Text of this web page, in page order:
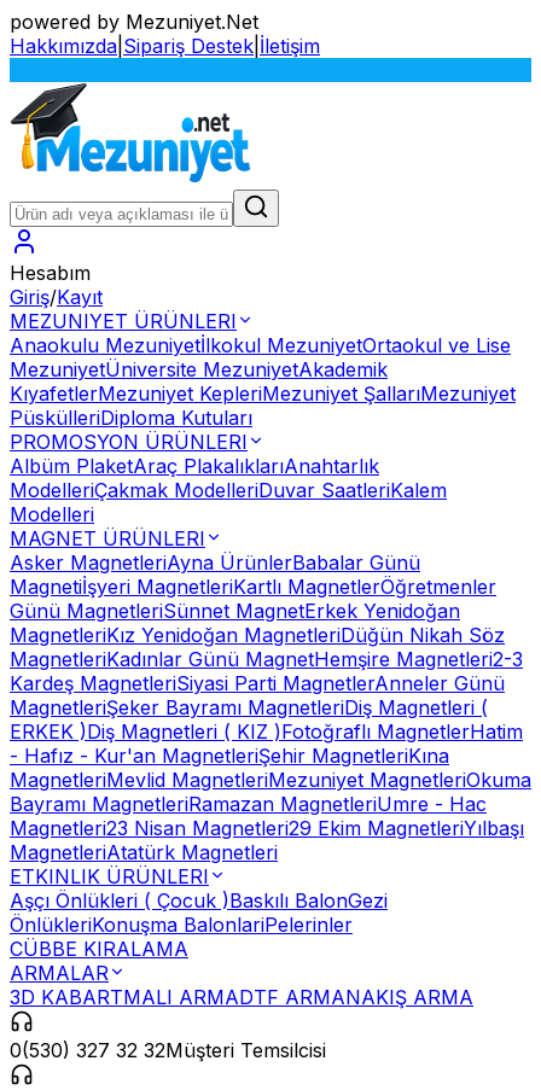
powered by Mezuniyet.Net
Hakkımızda Sipariş Destek İletişim
Hesabım
Giriş/Kayıt
MEZUNIYET ÜRÜNLERI
Anaokulu Mezuniyetİlkokul MezuniyetOrtaokul ve Lise
MezuniyetÜniversite MezuniyetAkademik
KıyafetlerMezuniyet KepleriMezuniyet ŞallarıMezuniyet
PüskülleriDiploma Kutuları
PROMOSYON ÜRÜNLERI
Albüm PlaketAraç PlakalıklarıAnahtarlık
ModelleriÇakmak ModelleriDuvar SaatleriKalem
Modelleri
MAGNET ÜRÜNLERI
Asker MagnetleriAyna ÜrünlerBabalar Günü
Magnetiİşyeri MagnetleriKartlı MagnetlerÖğretmenler
Günü MagnetleriSünnet MagnetErkek Yenidoğan
MagnetleriKız Yenidoğan MagnetleriDüğün Nikah Söz
MagnetleriKadınlar Günü MagnetHemşire Magnetleri2-3
Kardeş MagnetleriSiyasi Parti MagnetlerAnneler Günü
MagnetleriŞeker Bayramı MagnetleriDiş Magnetleri (
ERKEK )Diş Magnetleri ( KIZ )Fotoğraflı MagnetlerHatim
- Hafız - Kur'an MagnetleriŞehir MagnetleriKına
MagnetleriMevlid MagnetleriMezuniyet MagnetleriOkuma
Bayramı MagnetleriRamazan MagnetleriUmre - Hac
Magnetleri23 Nisan Magnetleri29 Ekim MagnetleriYılbaşı
MagnetleriAtatürk Magnetleri
ETKINLIK ÜRÜNLERI
Aşçı Önlükleri ( Çocuk )Baskılı BalonGezi
ÖnlükleriKonuşma BalonlariPelerinler
CÜBBE KIRALAMA
ARMALAR
3D KABARTMALI ARMADTF ARMANAKIŞ ARMA
0(530) 327 32 32Müşteri Temsilcisi